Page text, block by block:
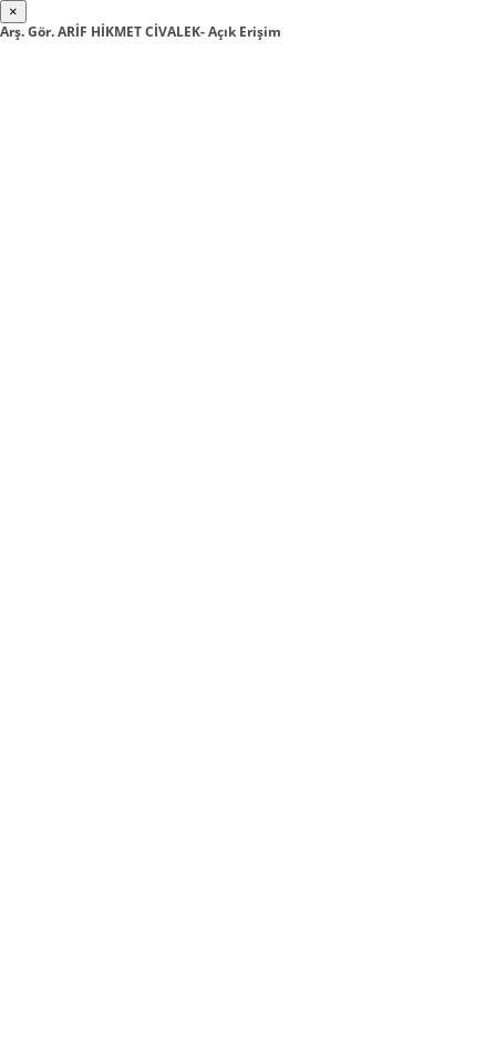
×
Arş. Gör. ARİF HİKMET CİVALEK- Açık Erişim